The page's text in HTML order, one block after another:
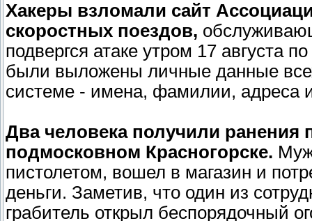
Хакеры взломали сайт
скоростных поездов,
подвергся атаке утром 17 августа
были выложены личные данные
системе - имена, фамилии, адреса
Два человека получили ранения
подмосковном Красногорске.
пистолетом, вошел в магазин и
деньги. Заметив, что один из
грабитель открыл беспорядочный